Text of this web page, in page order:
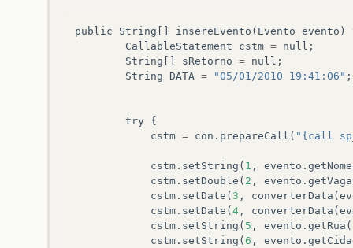
public String insereEvento ( Evento evento )
CallableStatement
cstm = null ;
String
sRetorno = null ;
String DATA = "05/01/2010 19:41:06" ;
try {
cstm = con . prepareCall ( "{call
cstm . setString ( 1 , evento . getNome
cstm . setDouble ( 2 , evento .
cstm . setDate ( 3 , converterData (
cstm . setDate ( 4 , converterData (
cstm . setString ( 5 , evento . getRua
cstm . setString ( 6 , evento .